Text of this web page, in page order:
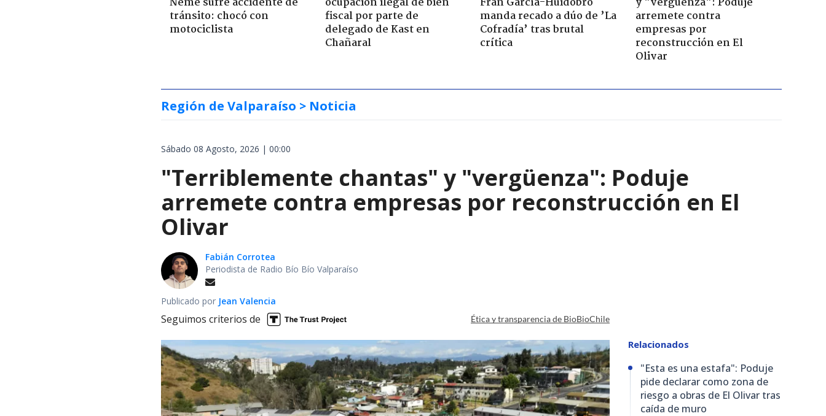
tránsito: chocó con
motociclista
fiscal por parte de
delegado de Kast en
Chañaral
manda recado a dúo de ’La
Cofradía’ tras brutal
crítica
arremete contra
empresas por
reconstrucción en El
Olivar
Región de Valparaíso > Noticia
Sábado 08 Agosto, 2026 | 00:00
"Terriblemente chantas" y "vergüenza": Poduje
arremete contra empresas por reconstrucción en El
Olivar
Fabián Corrotea
Periodista de Radio Bío Bío Valparaíso
Publicado por Jean Valencia
Seguimos criterios de Ética y transparencia de BioBioChile
Relacionados
"Esta es una estafa": Poduje
pide declarar como zona de
riesgo a obras de El Olivar tras
caída de muro